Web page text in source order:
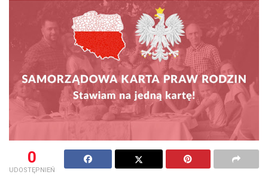
0
UDOSTĘPNIEŃ